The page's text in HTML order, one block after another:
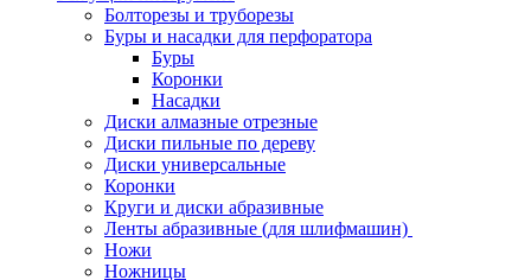
Болторезы и труборезы
Буры и насадки для перфоратора
Буры
Коронки
Насадки
Диски алмазные отрезные
Диски пильные по дереву
Диски универсальные
Коронки
Круги и диски абразивные
Ленты абразивные (для шлифмашин)
Ножи
Ножницы